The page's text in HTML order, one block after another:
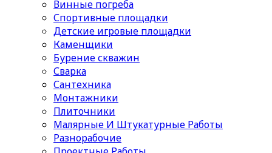
Винные погреба
Спортивные площадки
Детские игровые площадки
Каменщики
Бурение скважин
Сварка
Сантехника
Монтажники
Плиточники
Малярные И Штукатурные Работы
Разнорабочие